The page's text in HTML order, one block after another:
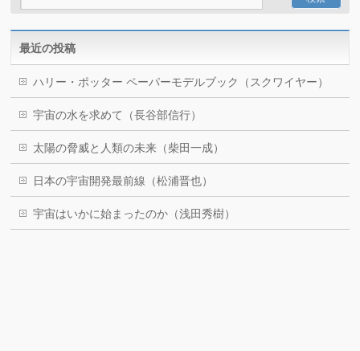
最近の投稿
ハリー・ポッター ペーパーモデルブック（スクワイヤー）
宇宙の水を求めて（長谷部信行）
太陽の脅威と人類の未来（柴田一成）
日本の宇宙開発最前線（松浦晋也）
宇宙はいかに始まったのか（浅田秀樹）